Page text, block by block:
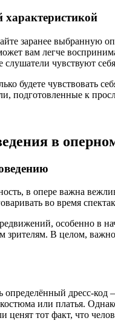
заранее выбранную
вам легче
чувствуют
будете чувствовать
подготовленные к
в
в опере важна
во время
особенно в
зрителям. В целом,
определённый дресс-
или платья.
тот факт, что